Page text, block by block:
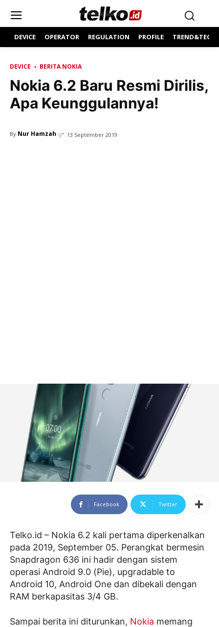
DEVICE OPERATOR REGULATION PROFILE
DEVICE BERITA NOKIA
Nokia 6.2 Baru Resmi Dirilis,
Apa Keunggulannya!
By Nur Hamzah 13 September 2019
Facebook Twitter
Telko.id – Nokia 6.2 kali pertama diperkenalkan
pada 2019, September 05. Perangkat bermesin
Snapdragon 636 ini hadir dengan sistem
operasi Android 9.0 (Pie), upgradable to
Android 10, Android One dan dibekali dengan
RAM berkapasitas 3/4 GB.
Sampai berita ini diturunkan, Nokia memang